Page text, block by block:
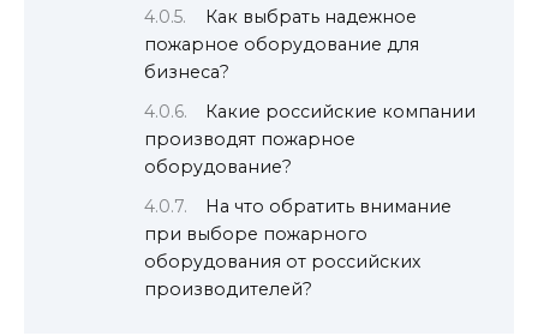
Как выбрать надежное
пожарное оборудование для
бизнеса?
Какие российские компании
производят пожарное
оборудование?
На что обратить внимание
при выборе пожарного
оборудования от российских
производителей?